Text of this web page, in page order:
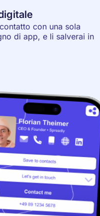
con una sola
di app, e li salverai in